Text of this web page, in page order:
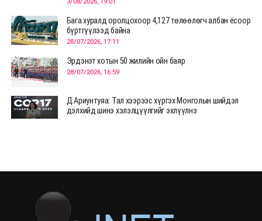
Бага хуралд оролцохоор 4,127 төлөөлөгч албан ёсоор
бүртгүүлээд байна
28/07/2026, 17:11
Эрдэнэт хотын 50 жилийн ойн баяр
28/07/2026, 16:59
Д.Ариунтуяа: Тал хээрээс хүргэх Монголын шийдэл
дэлхийд шинэ хэлэлцүүлгийг эхлүүлнэ
28/07/2026, 12:04